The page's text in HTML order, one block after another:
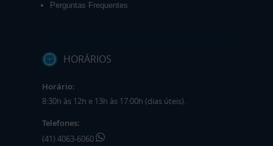
Perguntas Frequentes
HORÁRIOS
Horário:
8:30h às 12h e 13h às 17:00h (dias úteis).
Telefones:
(41) 4063-6060